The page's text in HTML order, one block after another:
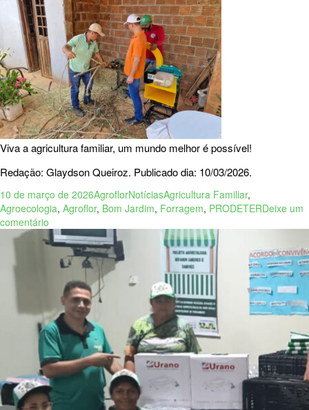
Viva a agricultura familiar, um mundo melhor é possível!
Redação: Glaydson Queiroz. Publicado dia: 10/03/2026.
10 de março de 2026AgroflorNotíciasAgricultura Familiar,
Agroecologia, Agroflor, Bom Jardim, Forragem, PRODETERDeixe um
comentário